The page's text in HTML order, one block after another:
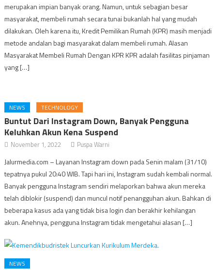
merupakan impian banyak orang. Namun, untuk sebagian besar
masyarakat, membeli rumah secara tunai bukanlah hal yang mudah
dilakukan. Oleh karena itu, Kredit Pemilikan Rumah (KPR) masih menjadi
metode andalan bagi masyarakat dalam membeli rumah. Alasan
Masyarakat Membeli Rumah Dengan KPR KPR adalah fasilitas pinjaman
yang […]
NEWS TECHNOLOGY
Buntut Dari Instagram Down, Banyak Pengguna
Keluhkan Akun Kena Suspend
November 1, 2022 Puspa Warni
Jalurmedia.com – Layanan Instagram down pada Senin malam (31/10)
tepatnya pukul 20:40 WIB. Tapi hari ini, Instagram sudah kembali normal.
Banyak pengguna Instagram sendiri melaporkan bahwa akun mereka
telah diblokir (suspend) dan muncul notif penangguhan akun. Bahkan di
beberapa kasus ada yang tidak bisa login dan berakhir kehilangan
akun. Anehnya, pengguna Instagram tidak mengetahui alasan […]
NEWS